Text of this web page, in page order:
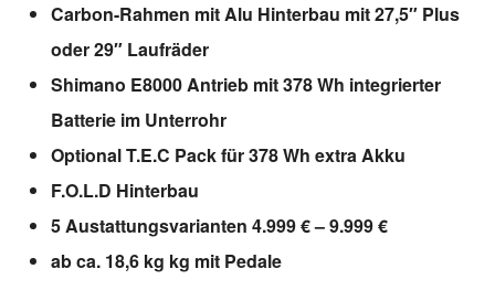
Carbon-Rahmen mit Alu Hinterbau mit 27,5″ Plus
oder 29″ Laufräder
Shimano E8000 Antrieb mit 378 Wh integrierter
Batterie im Unterrohr
Optional T.E.C Pack für 378 Wh extra Akku
F.O.L.D Hinterbau
5 Austattungsvarianten 4.999 € – 9.999 €
ab ca. 18,6 kg kg mit Pedale